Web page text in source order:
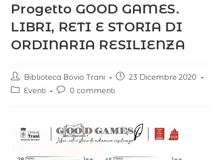
Progetto GOOD GAMES.
LIBRI, RETI E STORIA DI
ORDINARIA RESILIENZA
Biblioteca Bovio Trani
23 Dicembre 2020
Eventi
0 commenti